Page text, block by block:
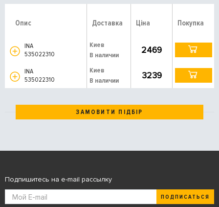
Опис Доставка Ціна Покупка
INA
535022310
Киев
В наличии
2469
INA
535022310
Киев
В наличии
3239
ЗАМОВИТИ ПІДБІР
Подпишитесь на e-mail рассылку
ПОДПИСАТЬСЯ